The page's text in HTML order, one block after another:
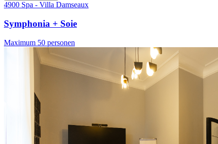
4900 Spa - Villa Damseaux
Symphonia + Soie
Maximum 50 personen